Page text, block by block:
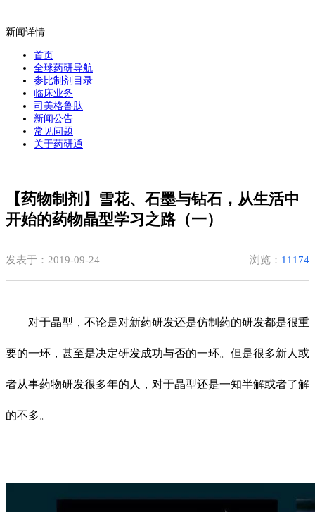
新闻详情
首页
全球药研导航
参比制剂目录
临床业务
司美格鲁肽
新闻公告
常见问题
关于药研通
【药物制剂】雪花、石墨与钻石，从生活中
开始的药物晶型学习之路（一）
发表于：2019-09-24 浏览： 11174
对于晶型，不论是对新药研发还是仿制药的研发都是很重
要的一环，甚至是决定研发成功与否的一环。但是很多新人或
者从事药物研发很多年的人，对于晶型还是一知半解或者了解
的不多。